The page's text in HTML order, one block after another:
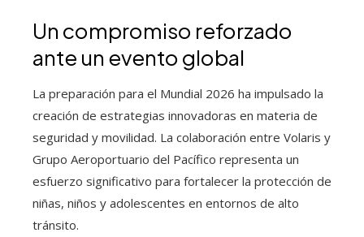
Un compromiso reforzado
ante un evento global
La preparación para el Mundial 2026 ha impulsado la
creación de estrategias innovadoras en materia de
seguridad y movilidad. La colaboración entre Volaris y
Grupo Aeroportuario del Pacífico representa un
esfuerzo significativo para fortalecer la protección de
niñas, niños y adolescentes en entornos de alto
tránsito.